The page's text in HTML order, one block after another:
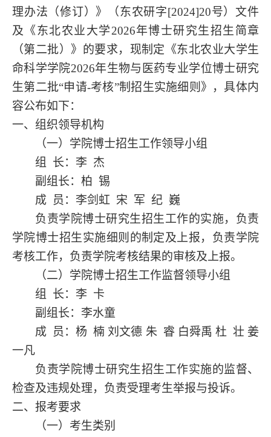
理办法（修订）》（东农研字[2024]20号）文件
及《东北农业大学2026年博士研究生招生简章
（第二批） 》 的要求，现制定《东北农业大学生
命科学学院2026年生物与医药专业学位博士研究
生第二批“申请-考核”制招生实施细则》，具体内
容公布如下：
一、组织领导机构
（一）学院博士招生工作领导小组
组
长：李 杰
副组长：柏 锡
成
员：李剑虹 宋 军 纪 巍
负责学院博士研究生招生工作的实施，负责
学院博士招生实施细则的制定及上报，负责学院
考核工作，负责学院考核结果的审核及上报。
（二）学院博士招生工作监督领导小组
组
长：李 卡
副组长：李水童
成
员：杨 楠 刘文德 朱 睿 白舜禹 杜 壮 姜
一凡
负责学院博士研究生招生工作实施的监督、
检查及违规处理，负责受理考生举报与投诉。
二、报考要求
（一）考生类别